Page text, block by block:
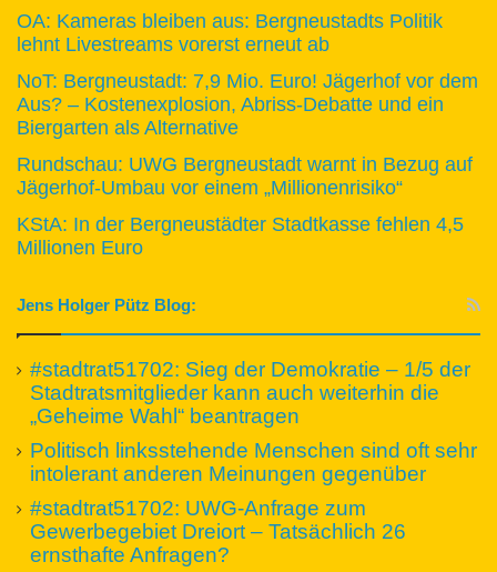
OA: Kameras bleiben aus: Bergneustadts Politik
lehnt Livestreams vorerst erneut ab
NoT: Bergneustadt: 7,9 Mio. Euro! Jägerhof vor dem
Aus? – Kostenexplosion, Abriss-Debatte und ein
Biergarten als Alternative
Rundschau: UWG Bergneustadt warnt in Bezug auf
Jägerhof-Umbau vor einem „Millionenrisiko“
KStA: In der Bergneustädter Stadtkasse fehlen 4,5
Millionen Euro
Jens Holger Pütz Blog:
#stadtrat51702: Sieg der Demokratie – 1/5 der
Stadtratsmitglieder kann auch weiterhin die
„Geheime Wahl“ beantragen
Politisch linksstehende Menschen sind oft sehr
intolerant anderen Meinungen gegenüber
#stadtrat51702: UWG-Anfrage zum
Gewerbegebiet Dreiort – Tatsächlich 26
ernsthafte Anfragen?